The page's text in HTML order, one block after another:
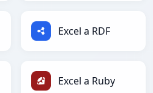
Excel a RDF
Excel a Ruby